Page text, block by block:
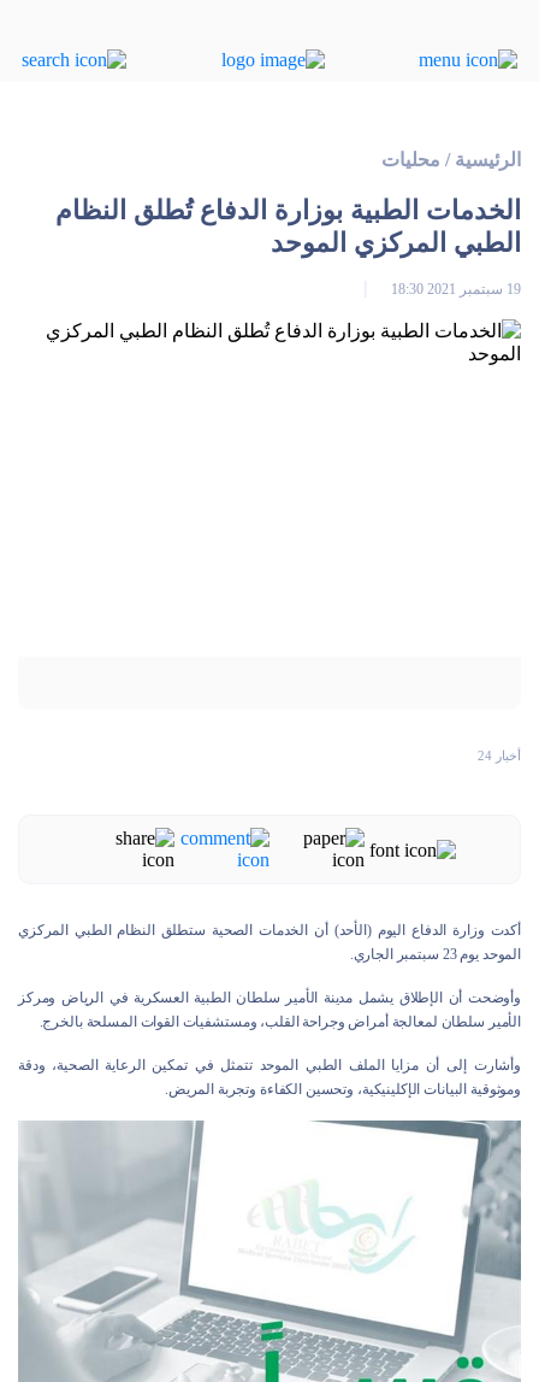
الرئيسية / محليات
الخدمات الطبية بوزارة الدفاع تُطلق النظام
الطبي المركزي الموحد
19 سبتمبر 2021 18:30
أخبار 24
أكدت وزارة الدفاع اليوم (الأحد) أن الخدمات الصحية ستطلق النظام الطبي المركزي
الموحد يوم 23 سبتمبر الجاري.
وأوضحت أن الإطلاق يشمل مدينة الأمير سلطان الطبية العسكرية في الرياض ومركز
الأمير سلطان لمعالجة أمراض وجراحة القلب، ومستشفيات القوات المسلحة بالخرج.
وأشارت إلى أن مزايا الملف الطبي الموحد تتمثل في تمكين الرعاية الصحية، ودقة
وموثوقية البيانات الإكلينيكية، وتحسين الكفاءة وتجربة المريض.